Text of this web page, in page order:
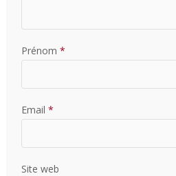
Prénom *
Email *
Site web